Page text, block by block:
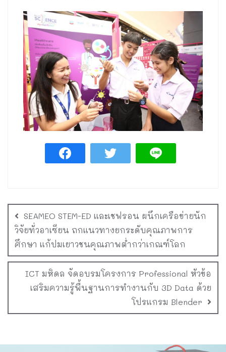
SEAMEO STEM-ED และเชฟรอน ผนึกเครือข่ายนัก
วิจัยทั่วอาเซียน ถกแนวทางยกระดับคุณภาพการ
ศึกษา แก้ปมเยาวชนคุณภาพต่ำกว่าเกณฑ์โลก
ICT มหิดล จัดอบรมโครงการ Professional หัวข้อ
เสริมความรู้พื้นฐานการทำงานกับ 3D Data ด้วย
โปรแกรม Blender